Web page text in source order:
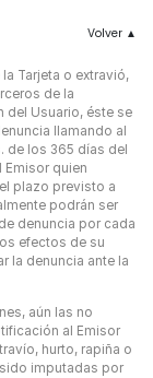
Tarjeta o extravió,
de la
del Usuario, éste se
llamando al
de los 365 días del
Emisor quien
plazo previsto a
podrán ser
denuncia por cada
efectos de su
la denuncia ante la
aún las no
al Emisor
hurto, rapiña o
imputadas por